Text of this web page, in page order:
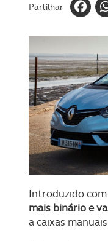
Partilhar
Introduzido
mais binário e
a caixas